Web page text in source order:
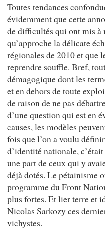
Toutes tendances
évidemment que cette
de difficultés qui ont mis à
qu’approche la délicate
régionales de 2010 et que
reprendre souffle. Bref,
démagogique dont les
et en dehors de toute
de raison de ne pas
d’une question qui est en
causes, les modèles
fois que l’on a voulu
d’identité nationale,
une part de ceux qui y
déjà dotés. Le pétainisme
programme du Front
plus fortes. Et lier terre et
Nicolas Sarkozy ces
vichystes.